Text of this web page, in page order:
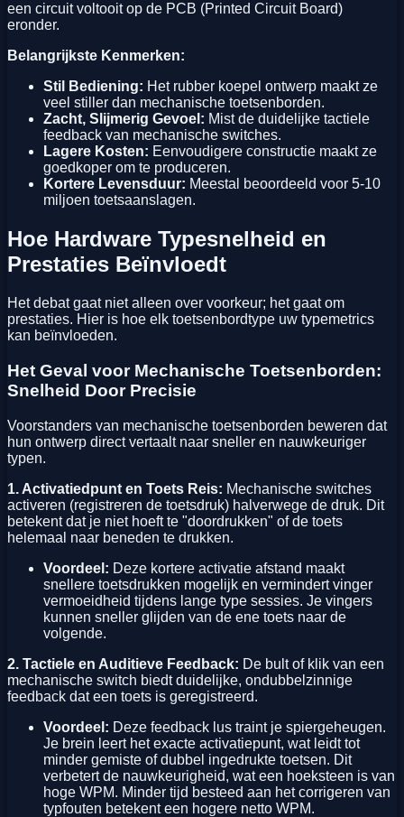
een circuit voltooit op de PCB (Printed Circuit Board)
eronder.
Belangrijkste Kenmerken:
Stil Bediening: Het rubber koepel ontwerp maakt ze
veel stiller dan mechanische toetsenborden.
Zacht, Slijmerig Gevoel: Mist de duidelijke tactiele
feedback van mechanische switches.
Lagere Kosten: Eenvoudigere constructie maakt ze
goedkoper om te produceren.
Kortere Levensduur: Meestal beoordeeld voor 5-10
miljoen toetsaanslagen.
Hoe Hardware Typesnelheid en
Prestaties Beïnvloedt
Het debat gaat niet alleen over voorkeur; het gaat om
prestaties. Hier is hoe elk toetsenbordtype uw typemetrics
kan beïnvloeden.
Het Geval voor Mechanische Toetsenborden:
Snelheid Door Precisie
Voorstanders van mechanische toetsenborden beweren dat
hun ontwerp direct vertaalt naar sneller en nauwkeuriger
typen.
1. Activatiedpunt en Toets Reis: Mechanische switches
activeren (registreren de toetsdruk) halverwege de druk. Dit
betekent dat je niet hoeft te "doordrukken" of de toets
helemaal naar beneden te drukken.
Voordeel: Deze kortere activatie afstand maakt
snellere toetsdrukken mogelijk en vermindert vinger
vermoeidheid tijdens lange type sessies. Je vingers
kunnen sneller glijden van de ene toets naar de
volgende.
2. Tactiele en Auditieve Feedback: De bult of klik van een
mechanische switch biedt duidelijke, ondubbelzinnige
feedback dat een toets is geregistreerd.
Voordeel: Deze feedback lus traint je spiergeheugen.
Je brein leert het exacte activatiepunt, wat leidt tot
minder gemiste of dubbel ingedrukte toetsen. Dit
verbetert de nauwkeurigheid, wat een hoeksteen is van
hoge WPM. Minder tijd besteed aan het corrigeren van
typfouten betekent een hogere netto WPM.